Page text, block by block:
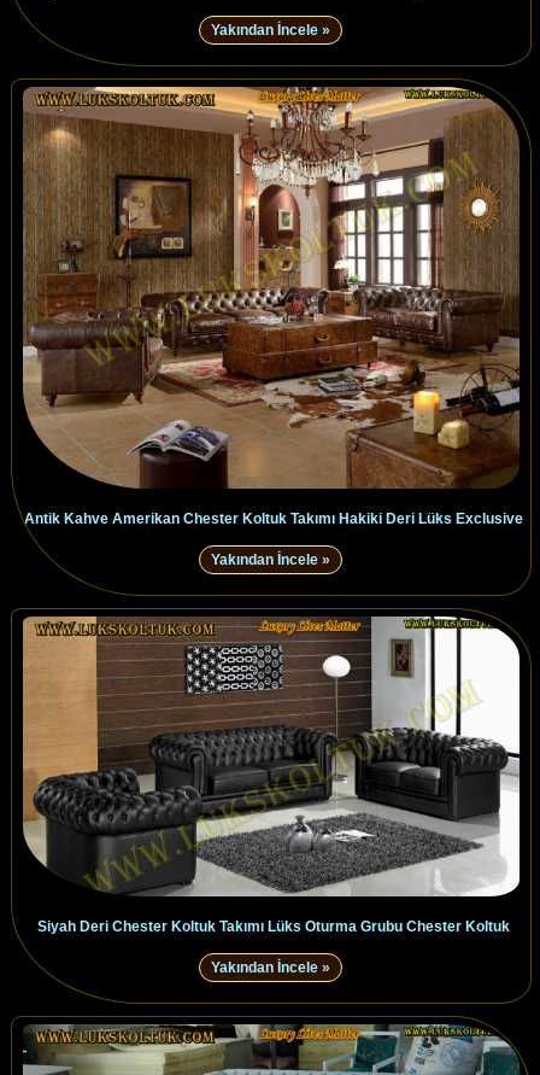
Yakından İncele »
Antik Kahve Amerikan Chester Koltuk Takımı Hakiki Deri Lüks Exclusive
Yakından İncele »
Siyah Deri Chester Koltuk Takımı Lüks Oturma Grubu Chester Koltuk
Yakından İncele »